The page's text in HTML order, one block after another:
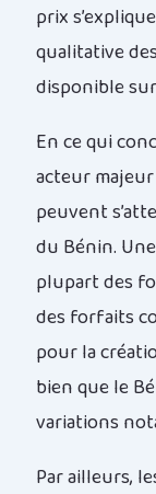
prix
qualitative
disponible
En ce qui
acteur
peuvent
du Bénin.
plupart des
des forfaits
pour la
bien que le
variations
Par ailleurs,